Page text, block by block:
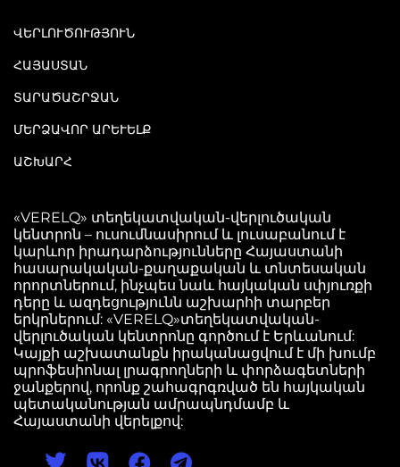
ՎԵՐԼՈՒԾՈՒԹՅՈՒՆ
ՀԱՅԱՍՏԱՆ
ՏԱՐԱԾԱՇՐՋԱՆ
ՄԵՐՁԱՎՈՐ ԱՐԵՒԵԼՔ
ԱՇԽԱՐՀ
«VERELQ» տեղեկատվական-վերլուծական
կենտրոն – ուսումնասիրում և լուսաբանում է
կարևոր իրադարձությունները Հայաստանի
հասարակական-քաղաքական և տնտեսական
որորտներում, ինչպես նաև հայկական սփյուռքի
դերը և ազդեցությունն աշխարհի տարբեր
երկրներում: «VERELQ»տեղեկատվական-
վերլուծական կենտրոնը գործում է Երևանում:
Կայքի աշխատանքն իրականացվում է մի խումբ
պրոֆեսիոնալ լրագրողների և փորձագետների
ջանքերով, որոնք շահագրգռված են հայկական
պետականության ամրապնդմամբ և
Հայաստանի վերելքով: